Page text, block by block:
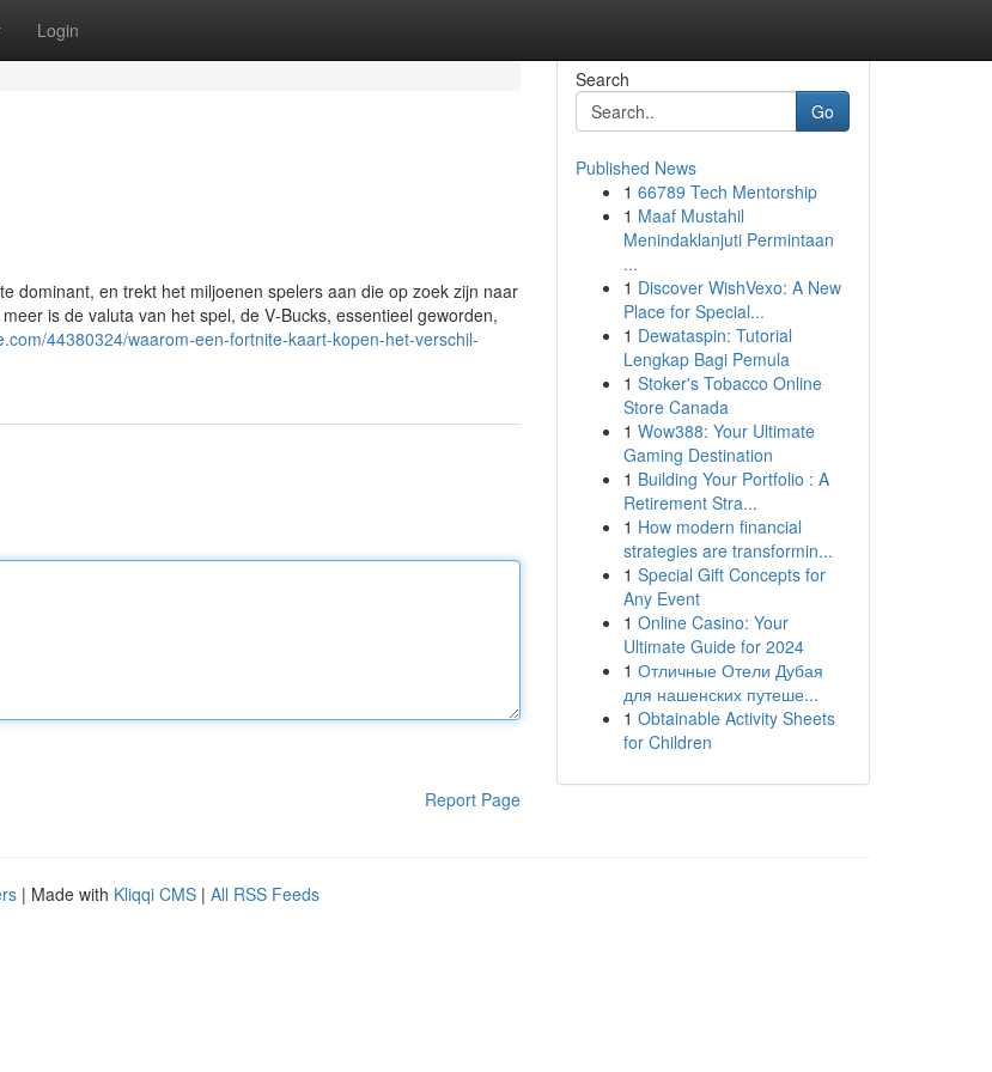
Login
dominant, en trekt het miljoenen spelers aan die op zoek zijn naar
is de valuta van het spel, de V‑Bucks, essentieel geworden,
44380324/waarom-een-fortnite-kaart-kopen-het-verschil-
Report Page
Search
Go
Published News
1 66789 Tech Mentorship
1 Maaf Mustahil
Menindaklanjuti Permintaan
...
1 Discover WishVexo: A New
Place for Special...
1 Dewataspin: Tutorial
Lengkap Bagi Pemula
1 Stoker's Tobacco Online
Store Canada
1 Wow388: Your Ultimate
Gaming Destination
1 Building Your Portfolio : A
Retirement Stra...
1 How modern financial
strategies are transformin...
1 Special Gift Concepts for
Any Event
1 Online Casino: Your
Ultimate Guide for 2024
1 Отличные Отели Дубая
для нашенских путеше...
1 Obtainable Activity Sheets
for Children
| Made with Kliqqi CMS | All RSS Feeds